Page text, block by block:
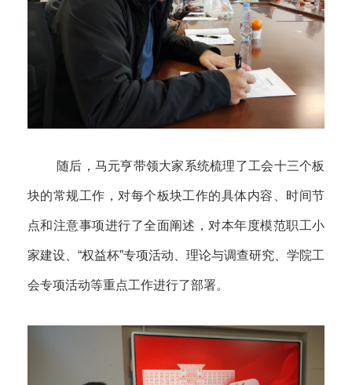
随后，马元亨带领大家系统梳理了工会十三个板
块的常规工作，对每个板块工作的具体内容、时间节
点和注意事项进行了全面阐述，对本年度模范职工小
家建设、“权益杯”专项活动、理论与调查研究、学院工
会专项活动等重点工作进行了部署。